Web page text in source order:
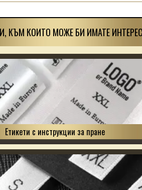
КЪМ КОИТО МОЖЕ БИ ИМАТЕ
Етикети с инструкции за пране